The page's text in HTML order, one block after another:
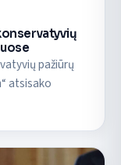
pažiūrų
atsisako